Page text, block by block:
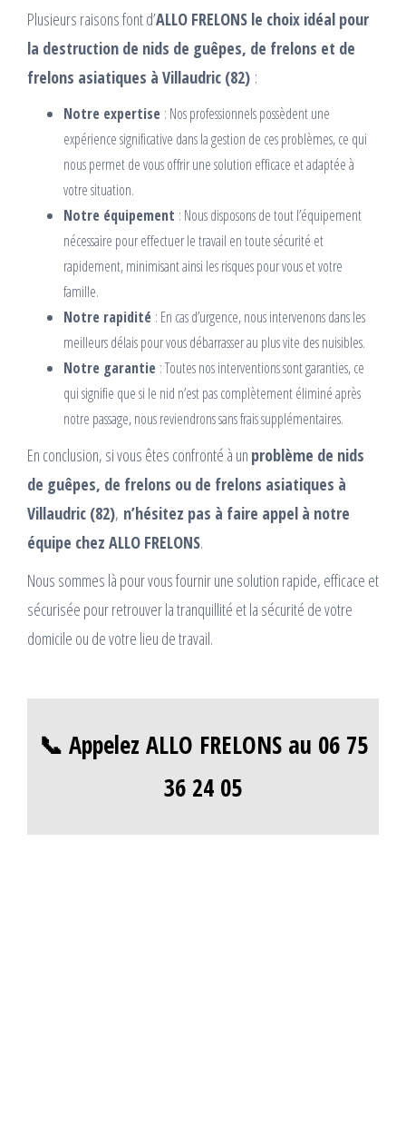
Plusieurs raisons font d’ALLO FRELONS le choix idéal pour
la destruction de nids de guêpes, de frelons et de
frelons asiatiques à Villaudric (82) :
Notre expertise : Nos professionnels possèdent une
expérience significative dans la gestion de ces problèmes, ce qui
nous permet de vous offrir une solution efficace et adaptée à
votre situation.
Notre équipement : Nous disposons de tout l’équipement
nécessaire pour effectuer le travail en toute sécurité et
rapidement, minimisant ainsi les risques pour vous et votre
famille.
Notre rapidité : En cas d’urgence, nous intervenons dans les
meilleurs délais pour vous débarrasser au plus vite des nuisibles.
Notre garantie : Toutes nos interventions sont garanties, ce
qui signifie que si le nid n’est pas complètement éliminé après
notre passage, nous reviendrons sans frais supplémentaires.
En conclusion, si vous êtes confronté à un problème de nids
de guêpes, de frelons ou de frelons asiatiques à
Villaudric (82), n’hésitez pas à faire appel à notre
équipe chez ALLO FRELONS.
Nous sommes là pour vous fournir une solution rapide, efficace et
sécurisée pour retrouver la tranquillité et la sécurité de votre
domicile ou de votre lieu de travail.
📞 Appelez ALLO FRELONS au 06 75
36 24 05